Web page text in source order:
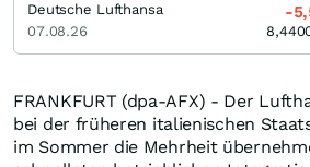
FRANKFURT (dpa-AFX) - Der
bei der früheren italienischen
im Sommer die Mehrheit
Deutsche Lufthansa
07.08.26
-